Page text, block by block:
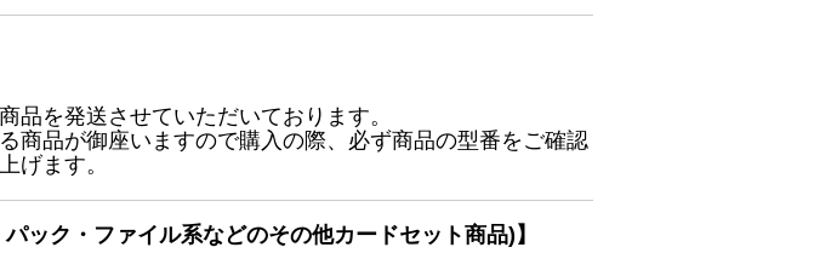
を発送させていただいております。
商品が御座いますので購入の際、必ず商品の型番をご確認
げます。
ック・ファイル系などのその他カードセット商品)】